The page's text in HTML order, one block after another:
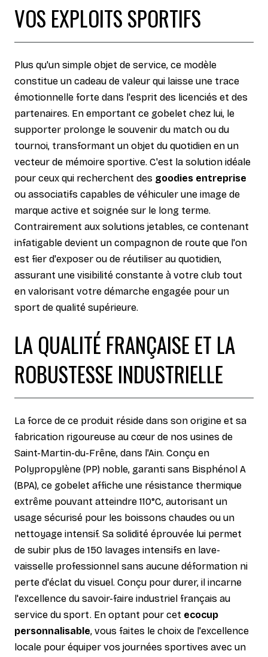
VOS EXPLOITS SPORTIFS
Plus qu'un simple objet de service, ce modèle
constitue un cadeau de valeur qui laisse une trace
émotionnelle forte dans l'esprit des licenciés et des
partenaires. En emportant ce gobelet chez lui, le
supporter prolonge le souvenir du match ou du
tournoi, transformant un objet du quotidien en un
vecteur de mémoire sportive. C'est la solution idéale
pour ceux qui recherchent des goodies entreprise
ou associatifs capables de véhiculer une image de
marque active et soignée sur le long terme.
Contrairement aux solutions jetables, ce contenant
infatigable devient un compagnon de route que l'on
est fier d'exposer ou de réutiliser au quotidien,
assurant une visibilité constante à votre club tout
en valorisant votre démarche engagée pour un
sport de qualité supérieure.
LA QUALITÉ FRANÇAISE ET LA
ROBUSTESSE INDUSTRIELLE
La force de ce produit réside dans son origine et sa
fabrication rigoureuse au cœur de nos usines de
Saint-Martin-du-Frêne, dans l'Ain. Conçu en
Polypropylène (PP) noble, garanti sans Bisphénol A
(BPA), ce gobelet affiche une résistance thermique
extrême pouvant atteindre 110°C, autorisant un
usage sécurisé pour les boissons chaudes ou un
nettoyage intensif. Sa solidité éprouvée lui permet
de subir plus de 150 lavages intensifs en lave-
vaisselle professionnel sans aucune déformation ni
perte d'éclat du visuel. Conçu pour durer, il incarne
l'excellence du savoir-faire industriel français au
service du sport. En optant pour cet ecocup
personnalisable, vous faites le choix de l'excellence
locale pour équiper vos journées sportives avec un